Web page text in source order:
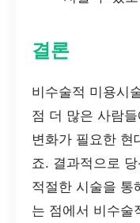
결론
비수술적 미용시
점 더 많은 사람
변화가 필요한 현
죠. 결과적으로
적절한 시술을 통
는 점에서 비수술